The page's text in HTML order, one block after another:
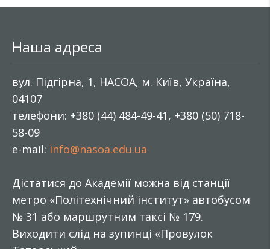
Наша адреса
вул. Підгірна, 1, НАСОА, м. Київ, Україна,
04107
телефони: +380 (44) 484-49-41, +380 (50) 718-
58-09
e-mail: info@nasoa.edu.ua
Дістатися до Академії можна від станції
метро «Політехнічний інститут» автобусом
№ 31 або маршрутним таксі № 179.
Виходити слід на зупинці «Провулок